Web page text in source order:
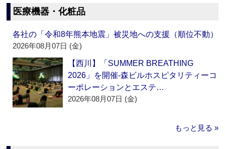
医療機器・化粧品
各社の「令和8年熊本地震」被災地への支援（順位不動）
2026年08月07日 (金)
【西川】「SUMMER BREATHING
2026」を開催‐森ビルホスピタリティーコ
ーポレーションとエステ…
2026年08月07日 (金)
もっと見る »